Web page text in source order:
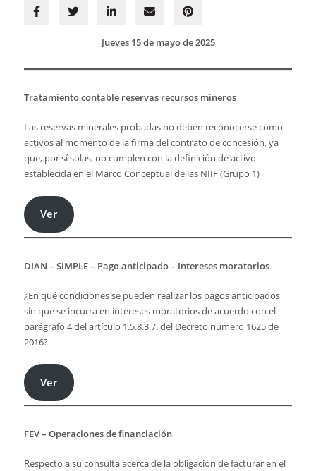
Jueves 15 de mayo de 2025
Tratamiento contable reservas recursos mineros
Las reservas minerales probadas no deben reconocerse como
activos al momento de la firma del contrato de concesión, ya
que, por sí solas, no cumplen con la definición de activo
establecida en el Marco Conceptual de las NIIF (Grupo 1)
Ver
DIAN – SIMPLE – Pago anticipado – Intereses moratorios
¿En qué condiciones se pueden realizar los pagos anticipados
sin que se incurra en intereses moratorios de acuerdo con el
parágrafo 4 del artículo 1.5.8.3.7. del Decreto número 1625 de
2016?
Ver
FEV – Operaciones de financiación
Respecto a su consulta acerca de la obligación de facturar en el